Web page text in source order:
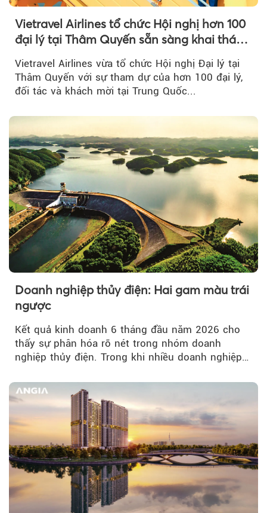
Vietravel Airlines tổ chức Hội nghị hơn 100
đại lý tại Thâm Quyến sẵn sàng khai thác
đường bay thẳng TP.HCM - Thâm Quyến
Vietravel Airlines vừa tổ chức Hội nghị Đại lý tại
Thâm Quyến với sự tham dự của hơn 100 đại lý,
đối tác và khách mời tại Trung Quốc...
Doanh nghiệp thủy điện: Hai gam màu trái
ngược
Kết quả kinh doanh 6 tháng đầu năm 2026 cho
thấy sự phân hóa rõ nét trong nhóm doanh
nghiệp thủy điện. Trong khi nhiều doanh nghiệp